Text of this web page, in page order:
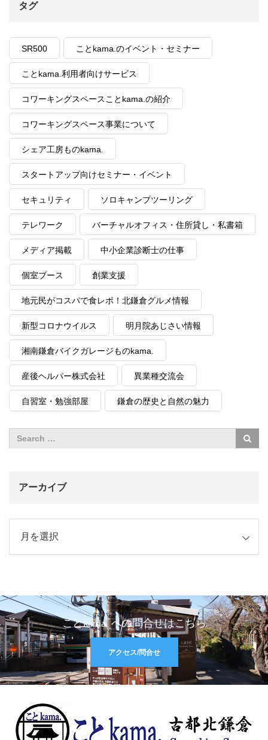
タグ
SR500 ことkama.のイベント・セミナー
ことkama.利用者向けサービス
コワーキングスペースことkama.の紹介
コワーキングスペース事業について
シェア工房ものkama.
スタートアップ向けセミナー・イベント
セキュリティ ソロキャンプツーリング
テレワーク バーチャルオフィス・住所貸し・私書箱
メディア掲載 中小企業診断士の仕事
個室ブース 創業支援
地元民がコスパで食レポ！北鎌倉グルメ情報
新型コロナウイルス 明月院あじさい情報
湘南鎌倉バイクガレージものkama.
産後ヘルパー株式会社 異業種交流会
自習室・勉強部屋 鎌倉の歴史と自然の魅力
アーカイブ
ことkama. への問合せはこちら
アクセス/問合せ